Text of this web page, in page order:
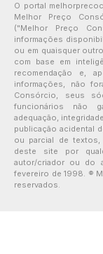
O portal
Melhor Preço
("Melhor Preço
informações
ou em quaisquer
com base em
recomendação e,
informações, não
Consórcio, seus
funcionários não
adequação,
publicação acidental
ou parcial de
deste site por
autor/criador ou do
fevereiro de 1998. ®
reservados.